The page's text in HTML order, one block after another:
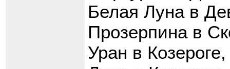
Белая Луна в
Прозерпина в
Уран в